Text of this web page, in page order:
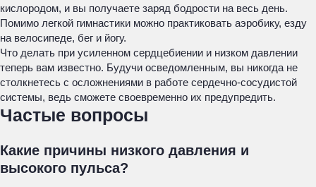
кислородом, и вы получаете заряд бодрости на весь день.
Помимо легкой гимнастики можно практиковать аэробику, езду
на велосипеде, бег и йогу.
Что делать при усиленном сердцебиении и низком давлении
теперь вам известно. Будучи осведомленным, вы никогда не
столкнетесь с осложнениями в работе сердечно-сосудистой
системы, ведь сможете своевременно их предупредить.
Частые вопросы
Какие причины низкого давления и
высокого пульса?